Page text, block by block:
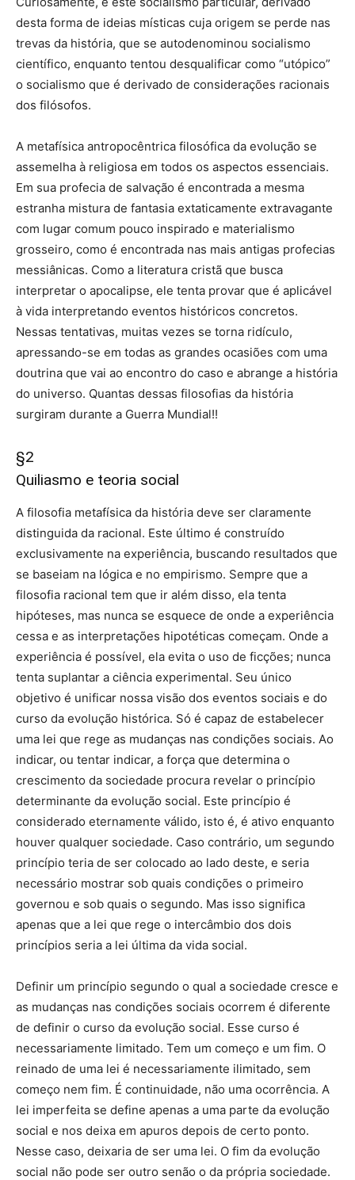
desta forma de ideias místicas cuja origem se perde nas
trevas da história, que se autodenominou socialismo
científico, enquanto tentou desqualificar como “utópico”
o socialismo que é derivado de considerações racionais
dos filósofos.
A metafísica antropocêntrica filosófica da evolução se
assemelha à religiosa em todos os aspectos essenciais.
Em sua profecia de salvação é encontrada a mesma
estranha mistura de fantasia extaticamente extravagante
com lugar comum pouco inspirado e materialismo
grosseiro, como é encontrada nas mais antigas profecias
messiânicas. Como a literatura cristã que busca
interpretar o apocalipse, ele tenta provar que é aplicável
à vida interpretando eventos históricos concretos.
Nessas tentativas, muitas vezes se torna ridículo,
apressando-se em todas as grandes ocasiões com uma
doutrina que vai ao encontro do caso e abrange a história
do universo. Quantas dessas filosofias da história
surgiram durante a Guerra Mundial!!
§2
Quiliasmo e teoria social
A filosofia metafísica da história deve ser claramente
distinguida da racional. Este último é construído
exclusivamente na experiência, buscando resultados que
se baseiam na lógica e no empirismo. Sempre que a
filosofia racional tem que ir além disso, ela tenta
hipóteses, mas nunca se esquece de onde a experiência
cessa e as interpretações hipotéticas começam. Onde a
experiência é possível, ela evita o uso de ficções; nunca
tenta suplantar a ciência experimental. Seu único
objetivo é unificar nossa visão dos eventos sociais e do
curso da evolução histórica. Só é capaz de estabelecer
uma lei que rege as mudanças nas condições sociais. Ao
indicar, ou tentar indicar, a força que determina o
crescimento da sociedade procura revelar o princípio
determinante da evolução social. Este princípio é
considerado eternamente válido, isto é, é ativo enquanto
houver qualquer sociedade. Caso contrário, um segundo
princípio teria de ser colocado ao lado deste, e seria
necessário mostrar sob quais condições o primeiro
governou e sob quais o segundo. Mas isso significa
apenas que a lei que rege o intercâmbio dos dois
princípios seria a lei última da vida social.
Definir um princípio segundo o qual a sociedade cresce e
as mudanças nas condições sociais ocorrem é diferente
de definir o curso da evolução social. Esse curso é
necessariamente limitado. Tem um começo e um fim. O
reinado de uma lei é necessariamente ilimitado, sem
começo nem fim. É continuidade, não uma ocorrência. A
lei imperfeita se define apenas a uma parte da evolução
social e nos deixa em apuros depois de certo ponto.
Nesse caso, deixaria de ser uma lei. O fim da evolução
social não pode ser outro senão o da própria sociedade.